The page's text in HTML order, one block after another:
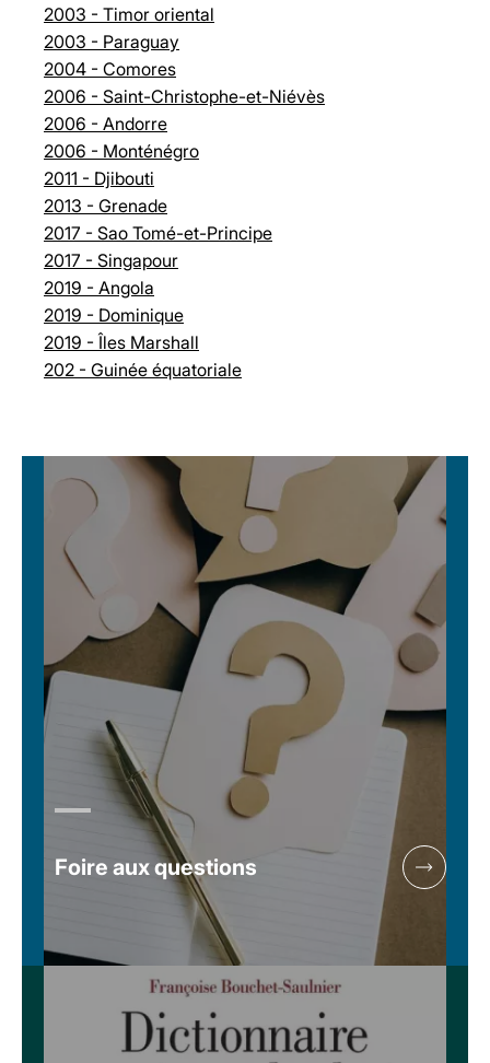
2003 - Timor oriental
2003 - Paraguay
2004 - Comores
2006 - Saint-Christophe-et-Niévès
2006 - Andorre
2006 - Monténégro
2011 - Djibouti
2013 - Grenade
2017 - Sao Tomé-et-Principe
2017 - Singapour
2019 - Angola
2019 - Dominique
2019 - Îles Marshall
202 - Guinée équatoriale
Foire aux questions